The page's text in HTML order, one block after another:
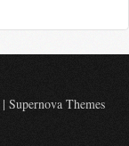
| Supernova Themes